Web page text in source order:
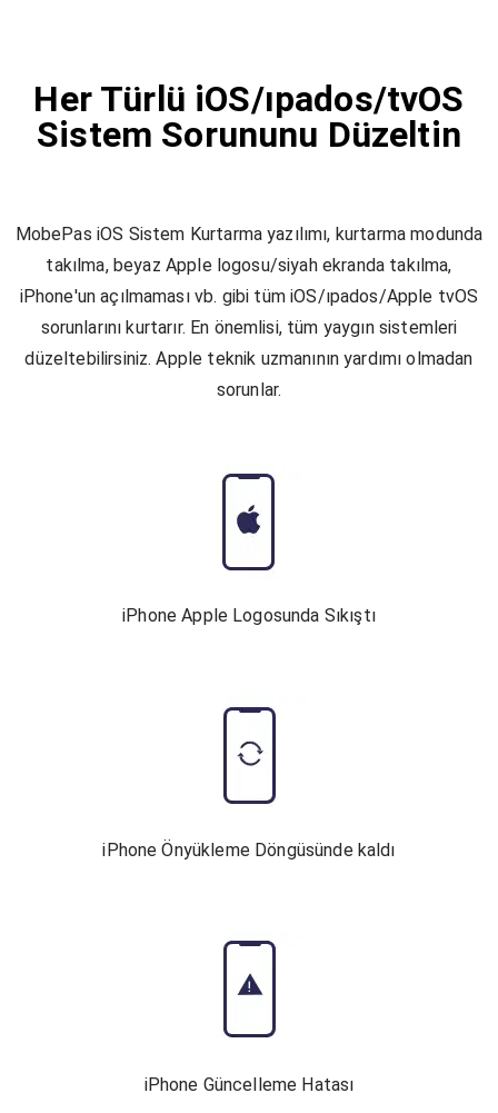
Her Türlü iOS/ıpados/tvOS
Sistem Sorununu Düzeltin
MobePas iOS Sistem Kurtarma yazılımı, kurtarma modunda
takılma, beyaz Apple logosu/siyah ekranda takılma,
iPhone'un açılmaması vb. gibi tüm iOS/ıpados/Apple tvOS
sorunlarını kurtarır. En önemlisi, tüm yaygın sistemleri
düzeltebilirsiniz. Apple teknik uzmanının yardımı olmadan
sorunlar.
iPhone Apple Logosunda Sıkıştı
iPhone Önyükleme Döngüsünde kaldı
iPhone Güncelleme Hatası